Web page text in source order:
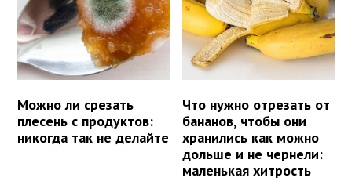
Можно ли срезать
плесень с продуктов:
никогда так не делайте
Что нужно отрезать от
бананов, чтобы они
хранились как можно
дольше и не чернели:
маленькая хитрость